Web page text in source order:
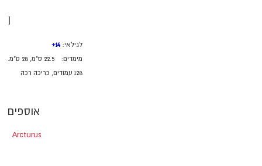
I
לגילאי: 14+
מימדים:
22.5 ס"מ, 28 ס"מ.
128 עמודים, כריכה רכה
אוספים
Arcturus